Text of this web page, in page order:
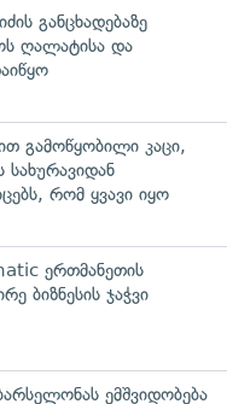
განცხადებაზე
ღალატისა და
გამოწყობილი კაცი,
სახურავიდან
რომ ყვავი იყო
ერთმანეთის
ბიზნესის ჯაჭვი
ემშვიდობება